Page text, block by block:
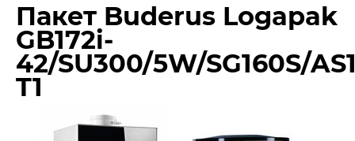
Пакет Buderus Logapak
GB172i-
42/SU300/5W/SG160S/
T1